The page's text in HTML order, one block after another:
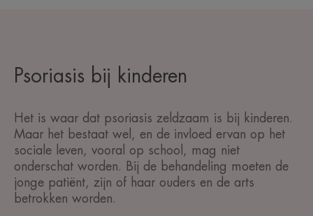
Psoriasis bij kinderen
Het is waar dat psoriasis zeldzaam is bij kinderen.
Maar het bestaat wel, en de invloed ervan op het
sociale leven, vooral op school, mag niet
onderschat worden. Bij de behandeling moeten de
jonge patiënt, zijn of haar ouders en de arts
betrokken worden.